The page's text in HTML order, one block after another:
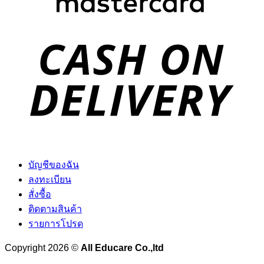
บัญชีของฉัน
ลงทะเบียน
สั่งซื้อ
ติดตามสินค้า
รายการโปรด
Copyright 2026 © All Educare Co.,ltd